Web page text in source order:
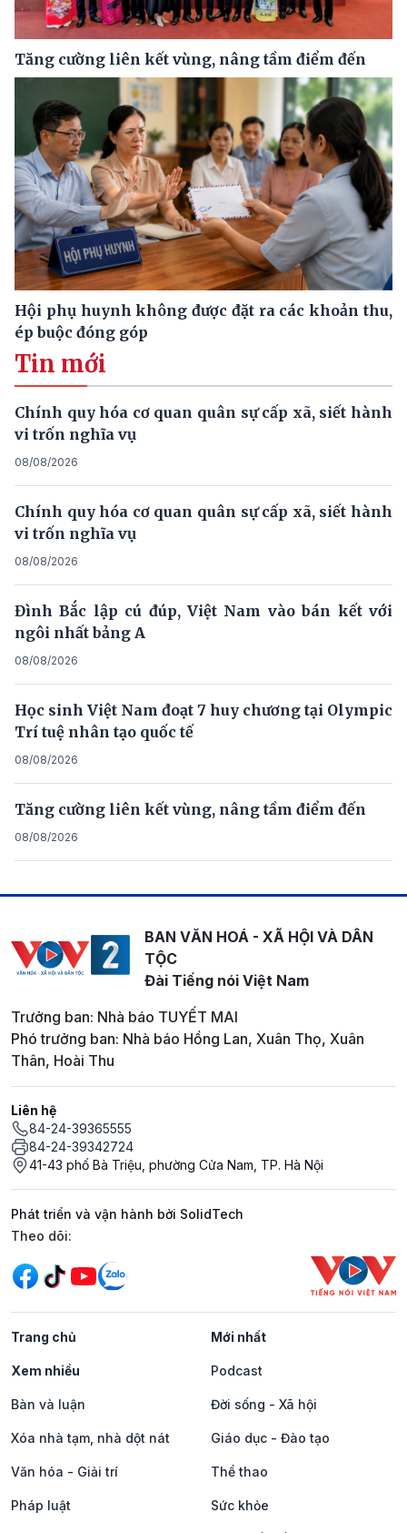
Tăng cường liên kết vùng, nâng tầm điểm đến
Hội phụ huynh không được đặt ra các khoản thu,
ép buộc đóng góp
Tin mới
Chính quy hóa cơ quan quân sự cấp xã, siết hành
vi trốn nghĩa vụ
08/08/2026
Chính quy hóa cơ quan quân sự cấp xã, siết hành
vi trốn nghĩa vụ
08/08/2026
Đình Bắc lập cú đúp, Việt Nam vào bán kết với
ngôi nhất bảng A
08/08/2026
Học sinh Việt Nam đoạt 7 huy chương tại Olympic
Trí tuệ nhân tạo quốc tế
08/08/2026
Tăng cường liên kết vùng, nâng tầm điểm đến
08/08/2026
BAN VĂN HOÁ - XÃ HỘI VÀ DÂN
TỘC
Đài Tiếng nói Việt Nam
Trưởng ban: Nhà báo TUYẾT MAI
Phó trưởng ban: Nhà báo Hồng Lan, Xuân Thọ, Xuân
Thân, Hoài Thu
Liên hệ
84-24-39365555
84-24-39342724
41-43 phố Bà Triệu, phường Cửa Nam, TP. Hà Nội
Phát triển và vận hành bởi SolidTech
Mạng xã hội
Theo dõi:
Trang chủ Mới nhất
Xem nhiều Podcast
Bàn và luận Đời sống - Xã hội
Xóa nhà tạm, nhà dột nát Giáo dục - Đào tạo
Văn hóa - Giải trí Thể thao
Pháp luật Sức khỏe